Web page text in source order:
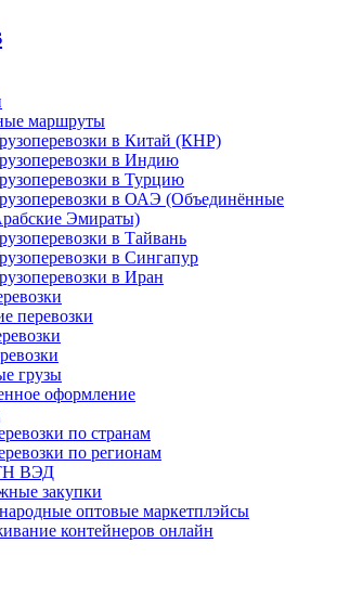
маршруты
в Китай (КНР)
в Индию
в Турцию
в ОАЭ (Объединённые
Эмираты)
в Тайвань
в Сингапур
в Иран
перевозки
грузы
оформление
по странам
по регионам
ВЭД
закупки
оптовые маркетплэйсы
контейнеров онлайн